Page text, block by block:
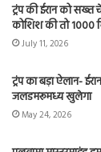
ट्रंप की ईरान को
कोशिश की तो 1000
July 11, 2026
ट्रंप का बड़ा ऐलान-
जलडमरूमध्य खुलेगा
May 24, 2026